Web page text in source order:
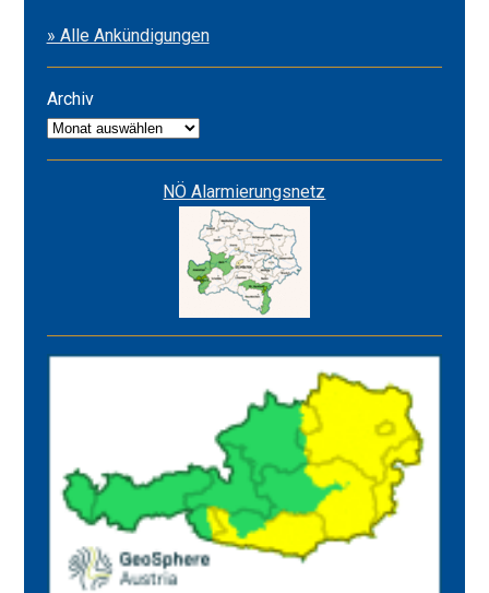
&
Alarmstufe
» Alle Ankündigungen
Archiv
Archiv
NÖ Alarmierungsnetz